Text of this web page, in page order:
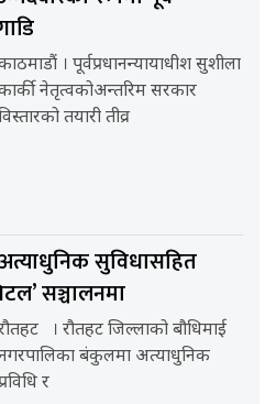
। पूर्वप्रधानन्यायाधीश सुशीला
नेतृत्वकोअन्तरिम सरकार
तयारी तीव्र
अत्याधुनिक सुविधासहित
सञ्चालनमा
। रौतहट जिल्लाको बौधिमाई
बंकुलमा अत्याधुनिक
र